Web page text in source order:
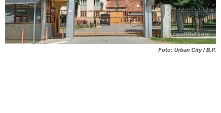
Foto: Urban City / B.P.